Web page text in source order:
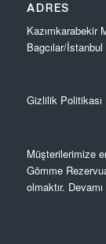
ADRES
Kazımkarabekir
Bagcılar/İstanbul
Gizlilik Politikası
Müşterilerimize
Gömme
olmaktır.